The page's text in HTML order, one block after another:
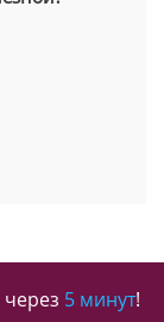
5 минут!